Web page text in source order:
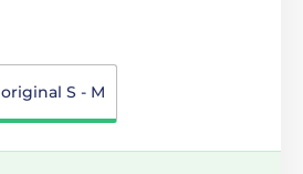
original S - M